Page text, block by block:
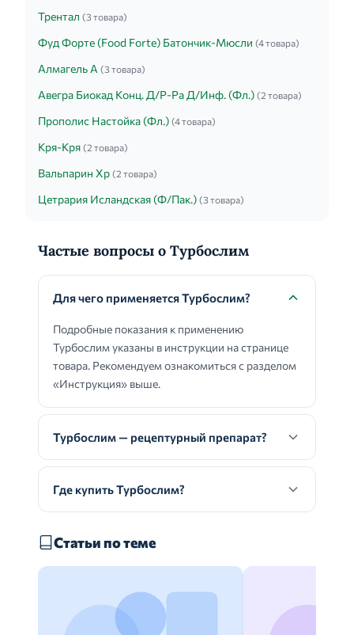
Трентал (3 товара)
Фуд Форте (Food Forte) Батончик-Мюсли (4 товара)
Алмагель А (3 товара)
Авегра Биокад Конц. Д/Р-Ра Д/Инф. (Фл.) (2 товара)
Прополис Настойка (Фл.) (4 товара)
Кря-Кря (2 товара)
Вальпарин Хр (2 товара)
Цетрария Исландская (Ф/Пак.) (3 товара)
Частые вопросы о Турбослим
Для чего применяется Турбослим?
Подробные показания к применению
Турбослим указаны в инструкции на странице
товара. Рекомендуем ознакомиться с разделом
«Инструкция» выше.
Турбослим — рецептурный препарат?
Где купить Турбослим?
Статьи по теме